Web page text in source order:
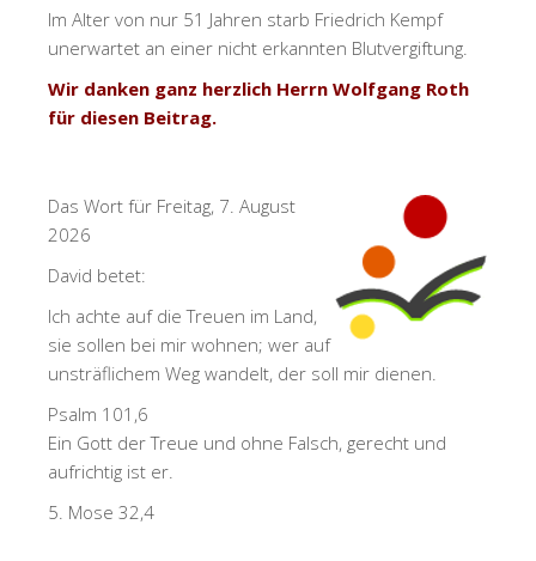
Im Alter von nur 51 Jahren starb Friedrich Kempf
unerwartet an einer nicht erkannten Blutvergiftung.
Wir danken ganz herzlich Herrn Wolfgang Roth
für diesen Beitrag.
Das Wort für Freitag, 7. August
2026
David betet:
Ich achte auf die Treuen im Land,
sie sollen bei mir wohnen; wer auf
unsträflichem Weg wandelt, der soll mir dienen.
Psalm 101,6
Ein Gott der Treue und ohne Falsch, gerecht und
aufrichtig ist er.
5. Mose 32,4